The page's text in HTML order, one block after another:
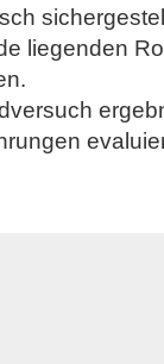
liegenden